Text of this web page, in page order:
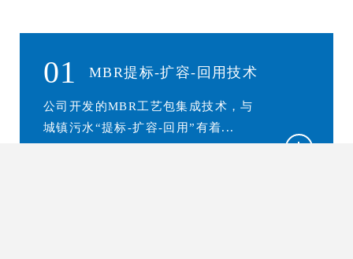
01 MBR提标-扩容-回用技术
公司开发的MBR工艺包集成技术，与
城镇污水“提标-扩容-回用”有着...